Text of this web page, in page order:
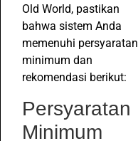
Old World, pastikan
bahwa sistem Anda
memenuhi persyaratan
minimum dan
rekomendasi berikut:
Persyaratan
Minimum